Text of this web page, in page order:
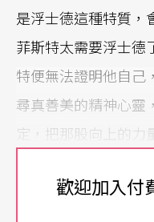
是浮士德這種特質，
菲斯特太需要浮士德
特便無法證明他自己
尋真善美的精神心靈
定，把那股向上的力
的下墜，他方能顯
是徹底的虛無。
歡迎加入付